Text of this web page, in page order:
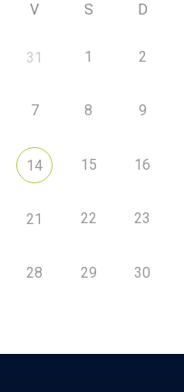
V S D
31 1 2
7 8 9
14 15 16
21 22 23
28 29 30